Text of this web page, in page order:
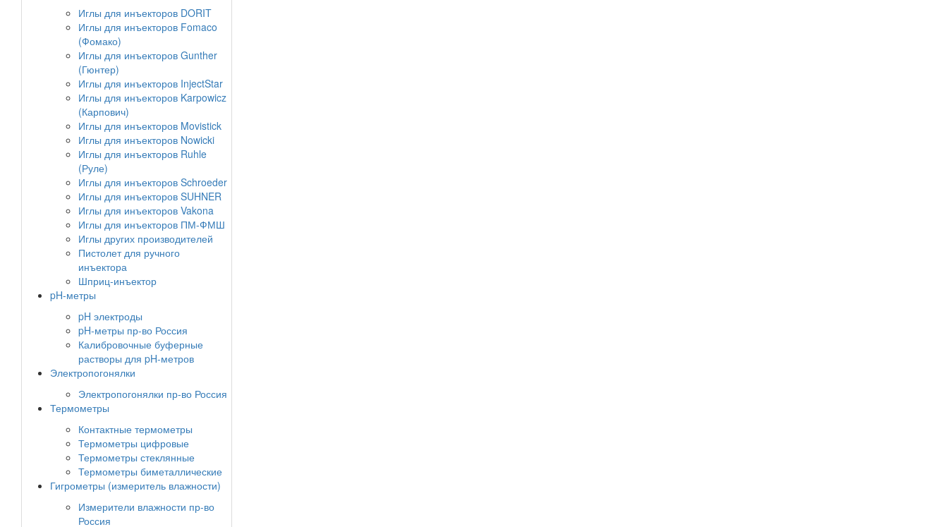
Иглы для инъекторов DORIT
Иглы для инъекторов Fomaco
(Фомако)
Иглы для инъекторов Gunther
(Гюнтер)
Иглы для инъекторов InjectStar
Иглы для инъекторов Karpowicz
(Карпович)
Иглы для инъекторов Movistick
Иглы для инъекторов Nowicki
Иглы для инъекторов Ruhle
(Руле)
Иглы для инъекторов Schroeder
Иглы для инъекторов SUHNER
Иглы для инъекторов Vakona
Иглы для инъекторов ПМ-ФМШ
Иглы других производителей
Пистолет для ручного
инъектора
Шприц-инъектор
pH-метры
pH электроды
pH-метры пр-во Россия
Калибровочные буферные
растворы для pH-метров
Электропогонялки
Электропогонялки пр-во Россия
Термометры
Контактные термометры
Термометры цифровые
Термометры стеклянные
Термометры биметаллические
Гигрометры (измеритель влажности)
Измерители влажности пр-во
Россия